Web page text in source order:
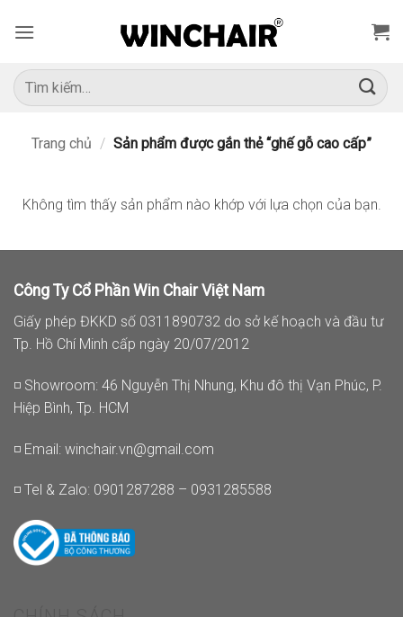
qua
dung
Tìm
kiếm:
Trang chủ / Sản phẩm được gắn thẻ “ghế gỗ cao cấp”
Không tìm thấy sản phẩm nào khớp với lựa chọn của bạn.
Công Ty Cổ Phần Win Chair Việt Nam
Giấy phép ĐKKD số 0311890732 do sở kế hoạch và đầu tư
Tp. Hồ Chí Minh cấp ngày 20/07/2012
◽ Showroom: 46 Nguyễn Thị Nhung, Khu đô thị Vạn Phúc, P.
Hiệp Bình, Tp. HCM
◽ Email: winchair.vn@gmail.com
◽ Tel & Zalo: 0901287288 – 0931285588